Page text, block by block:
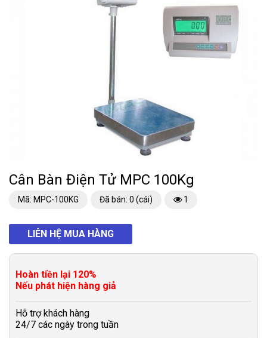
Cân Bàn Điện Tử MPC 100Kg
Mã: MPC-100KG Đã bán: 0 (cái) 1
LIÊN HỆ MUA HÀNG
Hoàn tiền lại 120%
Nếu phát hiện hàng giả
Hỗ trợ khách hàng
24/7 các ngày trong tuần